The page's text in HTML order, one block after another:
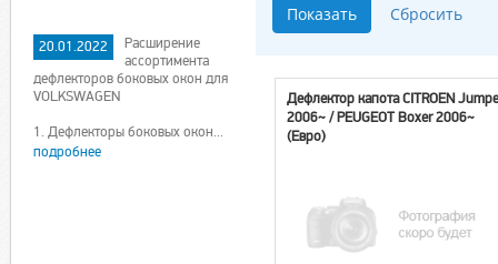
20.01.2022
Расширение
ассортимента
дефлекторов боковых окон для
VOLKSWAGEN
1. Дефлекторы боковых окон...
подробнее
Дефлектор капота CITROEN
2006~ / PEUGEOT Boxer 2006~
(Евро)